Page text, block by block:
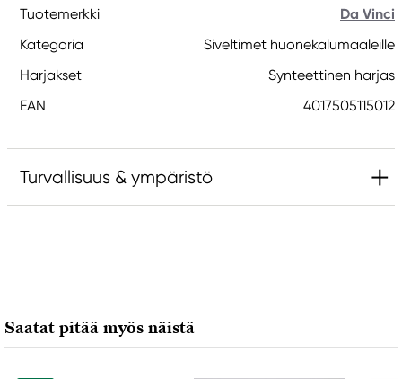
Tuotemerkki
Da Vinci
Kategoria
Siveltimet huonekalumaaleille
Harjakset
Synteettinen harjas
EAN
4017505115012
Turvallisuus & ympäristö
90431 Nürnberg, Germany
info@davinci-defet
Saatat pitää myös näistä